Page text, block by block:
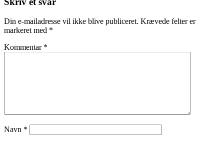
Din e-mailadresse vil ikke blive publiceret. Krævede felter er
markeret med *
Kommentar *
Navn *